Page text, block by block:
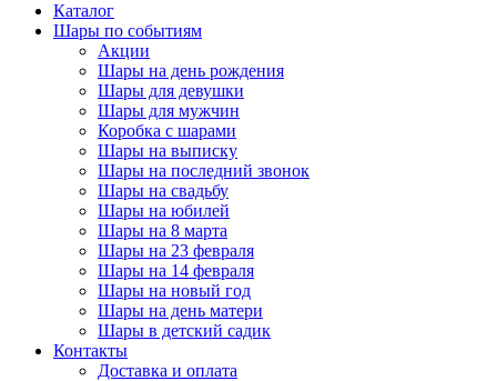
Каталог
Шары по событиям
Акции
Шары на день рождения
Шары для девушки
Шары для мужчин
Коробка с шарами
Шары на выписку
Шары на последний звонок
Шары на свадьбу
Шары на юбилей
Шары на 8 марта
Шары на 23 февраля
Шары на 14 февраля
Шары на новый год
Шары на день матери
Шары в детский садик
Контакты
Доставка и оплата